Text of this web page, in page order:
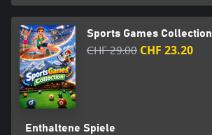
Sports Games Collection
CHF 29.00 CHF 23.20
Enthaltene Spiele